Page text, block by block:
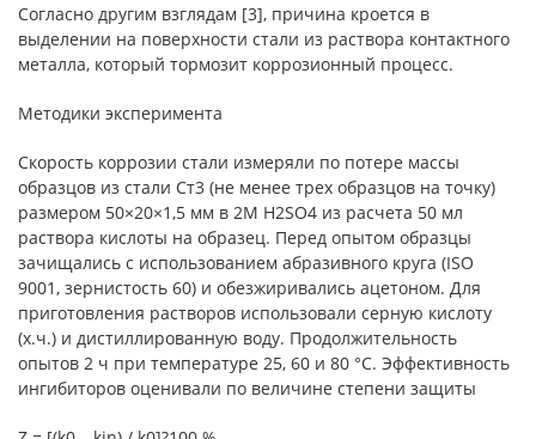
Согласно другим взглядам [3], причина кроется в
выделении на поверхности стали из раствора контактного
металла, который тормозит коррозионный процесс.
Методики эксперимента
Скорость коррозии стали измеряли по потере массы
образцов из стали Ст3 (не менее трех образцов на точку)
размером 50×20×1,5 мм в 2М H2SO4 из расчета 50 мл
раствора кислоты на образец. Перед опытом образцы
зачищались с использованием абразивного круга (ISO
9001, зернистость 60) и обезжиривались ацетоном. Для
приготовления растворов использовали серную кислоту
(х.ч.) и дистиллированную воду. Продолжительность
опытов 2 ч при температуре 25, 60 и 80 °С. Эффективность
ингибиторов оценивали по величине степени защиты